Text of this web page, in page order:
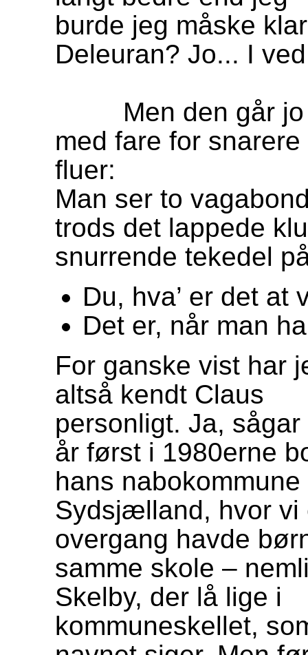
burde jeg måske
Deleuran? Jo... I
Men den går
med fare for
fluer:
Man ser to
trods det lappede
snurrende tekedel
Du, hva’ er det
Det er, når man
For ganske vist har
altså kendt Claus
personligt. Ja, sågar
år først i 1980erne
hans nabokommune
Sydsjælland, hvor vi
overgang havde
samme skole –
Skelby, der lå lige i
kommuneskellet,